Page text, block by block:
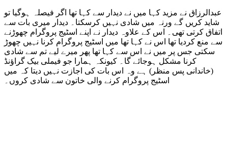
عبدالرزاق نے مزید کہا میں نے دیدار سے کہا تھا اگر فیصلہ ہوگیا تو
شاید کریں گے ورنہ میں شادی نہیں کرسکتا۔ دیدار میری بات سے
اتفاق کرتی تھی۔ اس کے علاوہ دیدار نے اپنے اسٹیج پروگرام چھوڑنے
سے منع کردیا تھا اس نے کہا تھا میں اسٹیج پروگرام کرنا نہیں چھوڑ
سکتی جس پر میں نے اس سے کہا تھا پھر میرے لیے تم سے شادی
کرنا مشکل ہوجائے گا۔ کیونکہ ہمارا جو فیملی بیک گراؤنڈ
(خاندانی پس منظر) ہے وہ اس بات کی اجازت نہیں دیتا کہ میں
اسٹیج پروگرام کرنے والی خاتون سے شادی کروں۔